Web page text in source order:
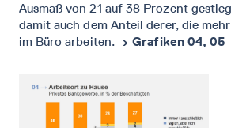
Ausmaß von 21 auf 38 Prozent
damit auch dem Anteil derer, die
im Büro arbeiten. → Grafiken 04, 05